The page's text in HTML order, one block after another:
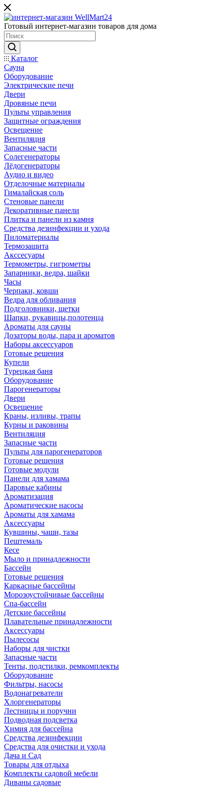
Готовый интернет-магазин товаров для дома
Каталог
Сауна
Оборудование
Электрические печи
Двери
Дровяные печи
Пульты управления
Защитные ограждения
Освещение
Вентиляция
Запасные части
Солегенераторы
Лёдогенераторы
Аудио и видео
Отделочные материалы
Гималайская соль
Стеновые панели
Декоративные панели
Плитка и панели из камня
Средства дезинфекции и ухода
Пиломатериалы
Термозащита
Аксcесуары
Термометры, гигрометры
Запарники, ведра, шайки
Часы
Черпаки, ковши
Ведра для обливания
Подголовники, щетки
Шапки, рукавицы,полотенца
Ароматы для сауны
Дозаторы воды, пара и ароматов
Наборы аксессуаров
Готовые решения
Купели
Турецкая баня
Оборудование
Парогенераторы
Двери
Освещение
Краны, изливы, трапы
Курны и раковины
Вентиляция
Запасные части
Пульты для парогенераторов
Готовые решения
Готовые модули
Панели для хамама
Паровые кабины
Ароматизация
Ароматические насосы
Ароматы для хамама
Аксессуары
Кувшины, чаши, тазы
Пештемаль
Кесе
Мыло и принадлежности
Бассейн
Готовые решения
Каркасные бассейны
Морозоустойчивые бассейны
Спа-бассейн
Детские бассейны
Плавательные принадлежности
Аксессуары
Пылесосы
Наборы для чистки
Запасные части
Тенты, подстилки, ремкомплекты
Оборудование
Фильтры, насосы
Водонагреватели
Хлоргенераторы
Лестницы и поручни
Подводная подсветка
Химия для бассейна
Средства дезинфекции
Средства для очистки и ухода
Дача и Сад
Товары для отдыха
Комплекты садовой мебели
Диваны садовые